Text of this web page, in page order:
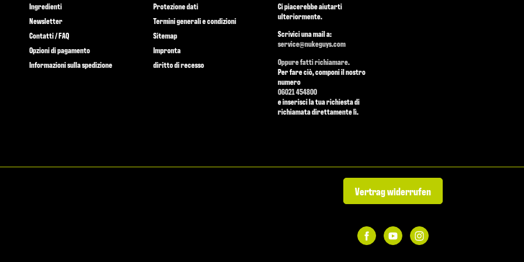
Ingredienti
Newsletter
Contatti / FAQ
Opzioni di pagamento
Informazioni sulla spedizione
Protezione dati
Termini generali e condizioni
Sitemap
Impronta
diritto di recesso
Ci piacerebbe aiutarti
ulteriormente.
Scrivici una mail a:
service@nukeguys.com
Oppure fatti richiamare.
Per fare ciò, componi il nostro
numero
06021 454800
e inserisci la tua richiesta di
richiamata direttamente lì.
Vertrag widerrufen